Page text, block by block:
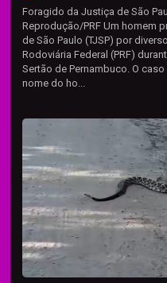
Foragido da Justiça de São
Reprodução/PRF Um homem
de São Paulo (TJSP) por
Rodoviária Federal (PRF)
Sertão de Pernambuco. O
nome do ho...